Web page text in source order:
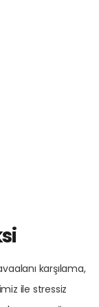
karşılama,
ile stressiz